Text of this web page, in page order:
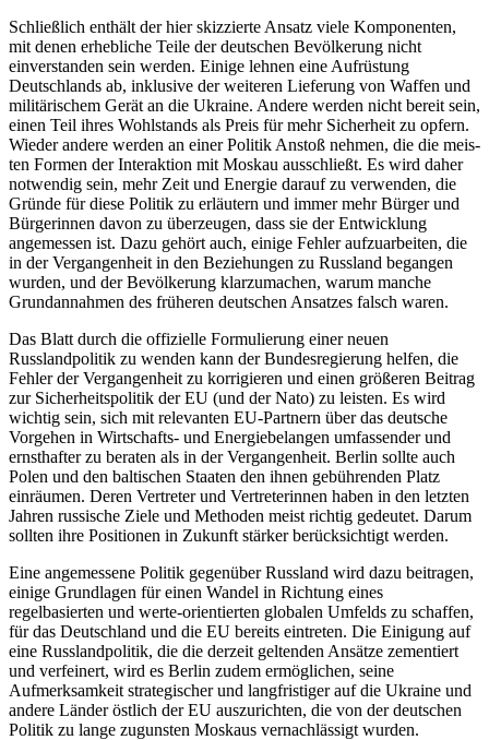
Schließlich enthält der hier skizzierte Ansatz viele Komponenten,
mit denen erhebliche Teile der deutschen Bevölkerung nicht
einverstanden sein werden. Einige lehnen eine Aufrüstung
Deutschlands ab, inklusive der weiteren Lieferung von Waf­fen und
militärischem Gerät an die Ukraine. Andere werden nicht bereit sein,
einen Teil ihres Wohlstands als Preis für mehr Sicher­heit zu opfern.
Wieder andere werden an einer Politik Anstoß nehmen, die die meis­
ten Formen der Interaktion mit Moskau ausschließt. Es wird daher
notwendig sein, mehr Zeit und Energie darauf zu verwenden, die
Gründe für diese Politik zu erläu­tern und immer mehr Bürger und
Bürgerinnen davon zu überzeugen, dass sie der Entwicklung
angemessen ist. Dazu gehört auch, einige Fehler aufzuarbeiten, die
in der Vergangenheit in den Beziehungen zu Russland begangen
wurden, und der Bevöl­kerung klarzumachen, warum manche
Grundannahmen des früheren deutschen Ansatzes falsch waren.
Das Blatt durch die offizielle Formulierung einer neuen
Russlandpolitik zu wen­den kann der Bundesregierung helfen, die
Fehler der Vergangenheit zu korrigieren und einen größeren Beitrag
zur Sicherheits­politik der EU (und der Nato) zu leisten. Es wird
wichtig sein, sich mit relevanten EU-Partnern über das deutsche
Vorgehen in Wirtschafts- und Energiebelangen umfassender und
ernsthafter zu beraten als in der Vergangenheit. Berlin sollte auch
Polen und den baltischen Staaten den ihnen gebührenden Platz
einräumen. Deren Ver­treter und Vertreterinnen haben in den letzten
Jahren russische Ziele und Methoden meist richtig gedeutet. Darum
sollten ihre Positionen in Zukunft stärker berücksichtigt werden.
Eine angemessene Politik gegenüber Russland wird dazu beitragen,
einige Grundlagen für einen Wandel in Richtung eines
regelbasierten und werte-orientierten globalen Umfelds zu schaffen,
für das Deutschland und die EU bereits eintreten. Die Einigung auf
eine Russlandpolitik, die die derzeit geltenden Ansätze zementiert
und verfeinert, wird es Berlin zudem ermög­lichen, seine
Aufmerksamkeit strategischer und langfristiger auf die Ukraine und
andere Länder östlich der EU auszurichten, die von der deutschen
Politik zu lange zu­gunsten Moskaus vernachlässigt wurden.